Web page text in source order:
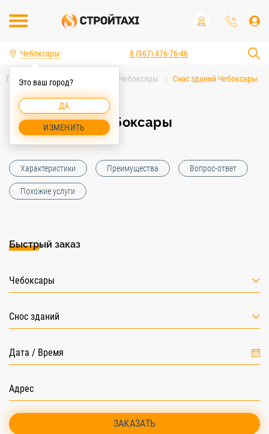
Чебоксары
Это ваш город?
ДА
ИЗМЕНИТЬ
8 (967) 476-76-46
Главная Услуги спецтехники Чебоксары Снос зданий Чебоксары
Снос зданий Чебоксары
Характеристики Преимущества Вопрос-ответ
Похожие услуги
Быстрый заказ
Чебоксары
Снос зданий
ЗАКАЗАТЬ